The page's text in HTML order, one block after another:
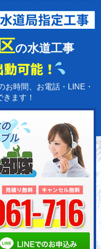
の水道工事
お時間、お電話・LINE・
きます！